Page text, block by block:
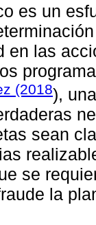
es un
en las
(2018),
sean
se
la